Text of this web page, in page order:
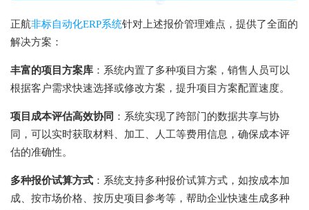
正航非标自动化ERP系统针对上述报价管理难点，提供了全面的
解决方案：
丰富的项目方案库 ：系统内置了多种项目方案，销售人员可以
根据客户需求快速选择或修改方案，提升项目方案配置速度。
项目成本评估高效协同 ：系统实现了跨部门的数据共享与协
同，可以实时获取材料、加工、人工等费用信息，确保成本评
估的准确性。
多种报价试算方式 ：系统支持多种报价试算方式，如按成本加
成、按市场价格、按历史项目参考等，帮助企业快速生成多种